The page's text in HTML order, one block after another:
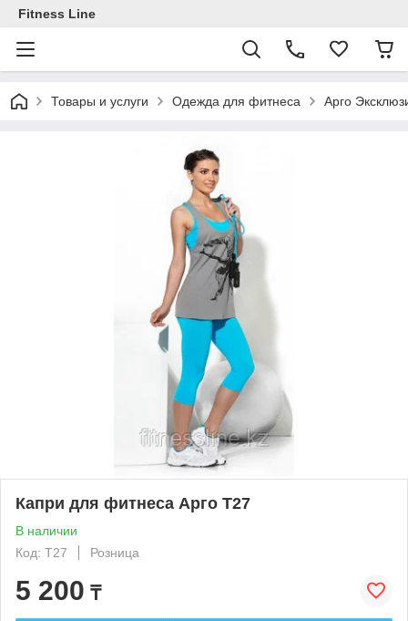
Fitness Line
Товары и услуги Одежда для фитнеса Арго
Капри для фитнеса Арго Т27
В наличии
Код: Т27
Розница
5 200 ₸